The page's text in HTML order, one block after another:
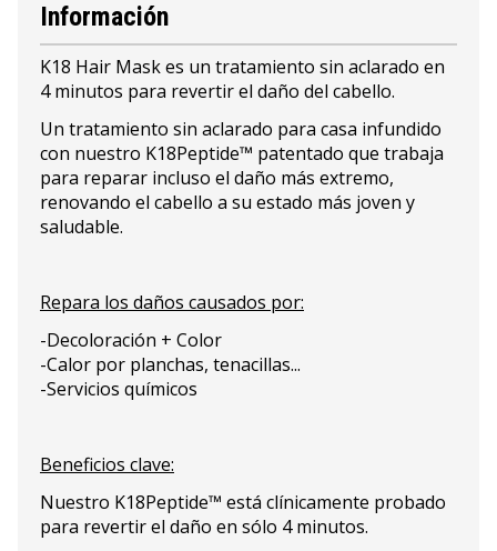
Información
K18 Hair Mask es un tratamiento sin aclarado en
4 minutos para revertir el daño del cabello.
Un tratamiento sin aclarado para casa infundido
con nuestro K18Peptide™ patentado que trabaja
para reparar incluso el daño más extremo,
renovando el cabello a su estado más joven y
saludable.
Repara los daños causados por:
-Decoloración + Color
-Calor por planchas, tenacillas...
-Servicios químicos
Beneficios clave:
Nuestro K18Peptide™ está clínicamente probado
para revertir el daño en sólo 4 minutos.